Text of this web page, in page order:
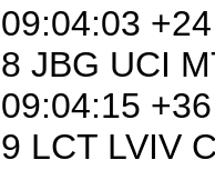
09:04:03 +24
8 JBG UCI
09:04:15 +36
9 LCT LVIV